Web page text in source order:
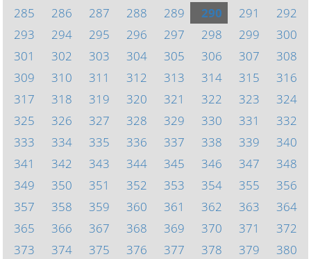
285
286 287 288 289 290 291
292
293
294 295 296 297 298 299
300
301
302 303 304 305 306 307
308
309
310 311 312 313 314 315
316
317
318 319 320 321 322 323
324
325
326 327 328 329 330 331
332
333
334 335 336 337 338 339
340
341
342 343 344 345 346 347
348
349
350 351 352 353 354 355
356
357
358 359 360 361 362 363
364
365
366 367 368 369 370 371
372
373
374 375 376 377 378 379 380